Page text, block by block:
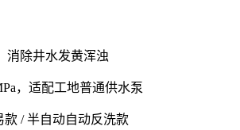
消除井水发黄浑浊
，适配工地普通供水泵
/ 半自动自动反洗款